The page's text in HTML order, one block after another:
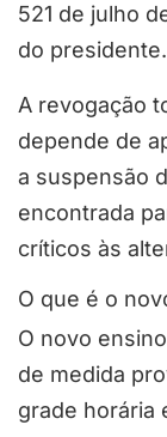
521 de julho
do presidente.
A revogação
depende de
a suspensão
encontrada
críticos às
O que é o
O novo
de medida
grade horária